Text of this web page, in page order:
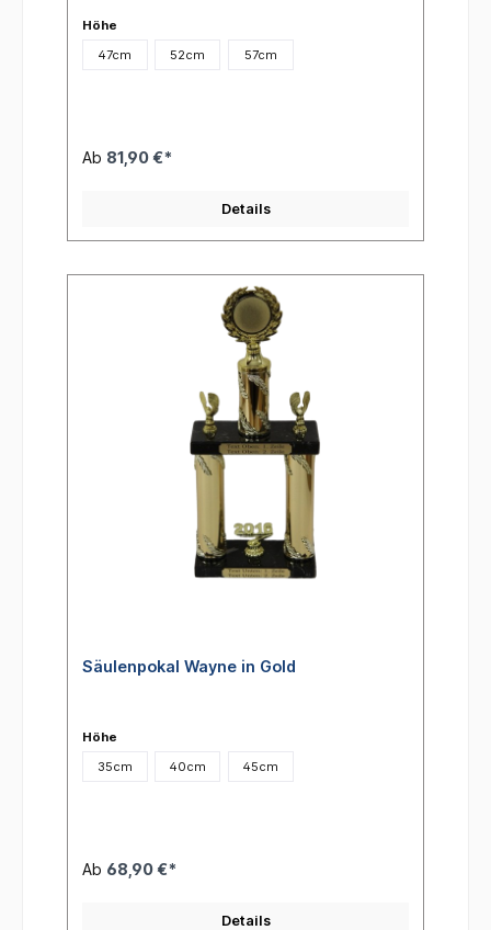
Höhe
47cm
52cm 57cm
Ab 81,90 €*
Details
Säulenpokal Wayne in Gold
Höhe
35cm
40cm 45cm
Ab 68,90 €*
Details